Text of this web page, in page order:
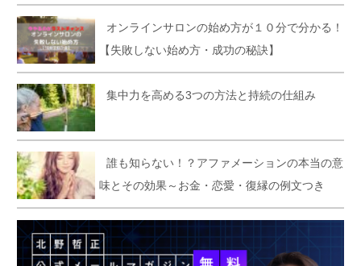
オンラインサロンの始め方が１０分で分かる！
【失敗しない始め方・成功の秘訣】
集中力を高める3つの方法と持続の仕組み
誰も知らない！？アファメーションの本当の意
味とその効果～お金・恋愛・復縁の例文つき